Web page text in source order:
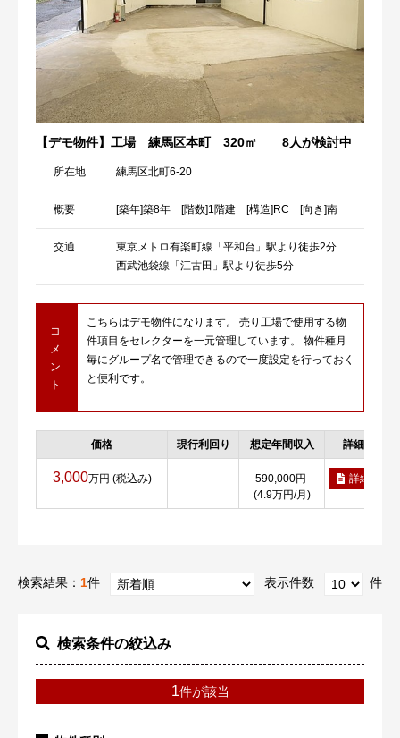
検索条件の絞込み
1件が該当
【デモ物件】工場 練馬区本町 320㎡ 8人が検討中
所在地 練馬区北町6-20
概要 [築年]築8年 [階数]1階建 [構造]RC [向き]南
交通
東京メトロ有楽町線「平和台」駅より徒歩2分
西武池袋線「江古田」駅より徒歩5分
コ
メ
ン
ト
こちらはデモ物件になります。 売り工場で使用する物
件項目をセレクターを一元管理しています。 物件種月
毎にグループ名で管理できるので一度設定を行っておく
と便利です。
価格 現行利回り 想定年間収入 詳細
3,000万円 (税込み)
590,000円
(4.9万円/月)
詳細
検索結果： 1件 表示件数 件